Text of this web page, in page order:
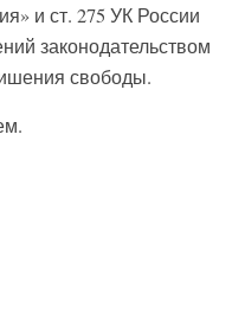
и ст. 275 УК России
законодательством
свободы.